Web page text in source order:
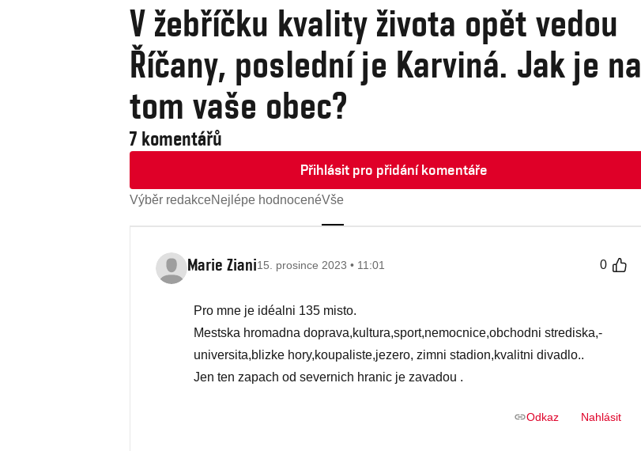
V žebříčku kvality života opět vedou
Říčany, poslední je Karviná. Jak je na
tom vaše obec?
7 komentářů
Přihlásit pro přidání komentáře
Výběr redakceNejlépe hodnocenéVše
Marie Ziani15. prosince 2023 • 11:01 0
Pro mne je idéalni 135 misto.
Mestska hromadna dopra­va,kul­tura,­spor­t,ne­mocni­ce,ob­chod­ni stre­diska,­
univer­sita,­bliz­ke hory,­koupa­liste,­jeze­ro, zimni stadion,kvalitni divadlo..
Jen ten zapach od severnich hranic je zavadou .
Odkaz Nahlásit